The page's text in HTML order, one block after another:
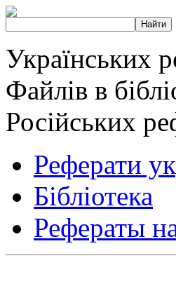
Українських
Файлів в
Російських
Реферати
Бібліотека
Рефераты